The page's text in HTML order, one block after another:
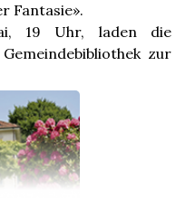
Fantasie».
19 Uhr, laden die
zur